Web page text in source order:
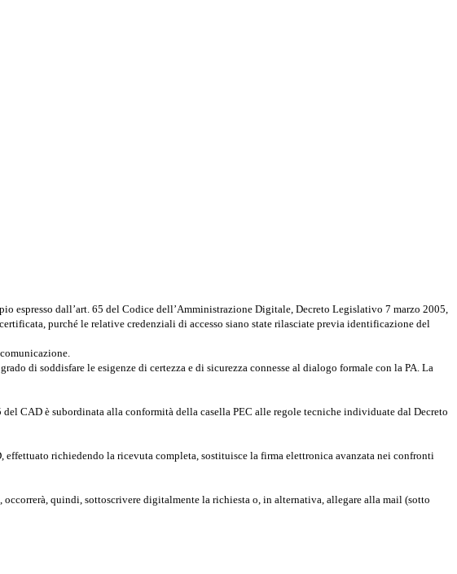
espresso dall’art. 65 del Codice dell’Amministrazione Digitale, Decreto Legislativo 7 marzo 2005,
purché le relative credenziali di accesso siano state rilasciate previa identificazione del
di soddisfare le esigenze di certezza e di sicurezza connesse al dialogo formale con la PA. La
CAD è subordinata alla conformità della casella PEC alle regole tecniche individuate dal Decreto
richiedendo la ricevuta completa, sostituisce la firma elettronica avanzata nei confronti
quindi, sottoscrivere digitalmente la richiesta o, in alternativa, allegare alla mail (sotto